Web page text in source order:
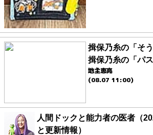
揖保乃糸の「そ
揖保乃糸の「パ
地主恵亮
(08.07 11:00)
人間ドックと能力者の医者（
と更新情報）